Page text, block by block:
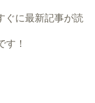
ぐに最新記事が読
す！